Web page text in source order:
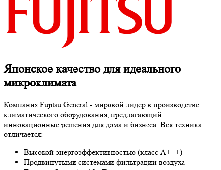
Японское качество для идеального
микроклимата
Компания Fujitsu General - мировой лидер в производстве
климатического оборудования, предлагающий
инновационные решения для дома и бизнеса. Вся техника
отличается:
Высокой энергоэффективностью (класс A+++)
Продвинутыми системами фильтрации воздуха